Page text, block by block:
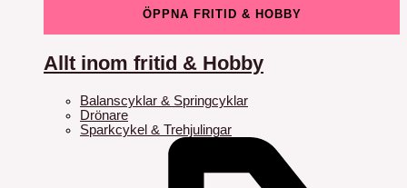
ÖPPNA FRITID & HOBBY
Allt inom fritid & Hobby
Balanscyklar & Springcyklar
Drönare
Sparkcykel & Trehjulingar